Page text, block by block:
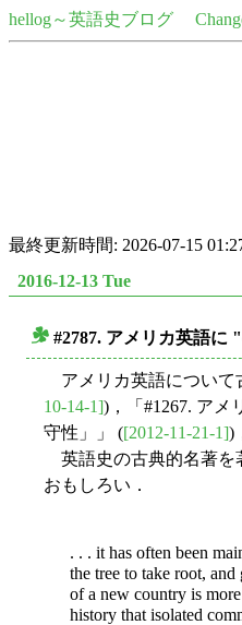
hellog～英語史ブログ
最終更新時間: 2026-07-15
2016-12-13 Tue
#2787. アメリカ英語に
アメリカ英語について
10-14-1])，「#1267. アメ
守性」」 ([2012-11-21-1])
英語史の古典的名著を
おもしろい．
. . . it has often been
the tree to take root,
of a new country is
history that isolated